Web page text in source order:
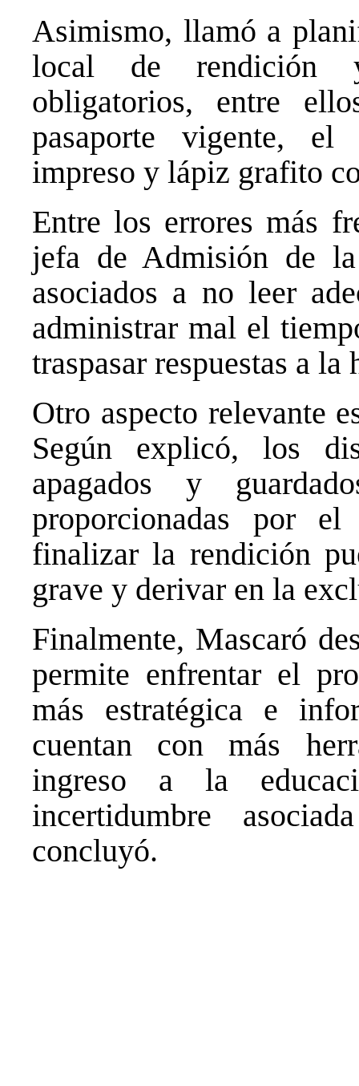
Asimismo, llamó a
local de rendición
obligatorios, entre
pasaporte vigente, el
impreso y lápiz grafito
Entre los errores más
jefa de Admisión de
asociados a no leer
administrar mal el
traspasar respuestas a
Otro aspecto relevante
Según explicó, los
apagados y
proporcionadas por
finalizar la rendición
grave y derivar en la
Finalmente, Mascaró
permite enfrentar el
más estratégica e
cuentan con más
ingreso a la
incertidumbre
concluyó.